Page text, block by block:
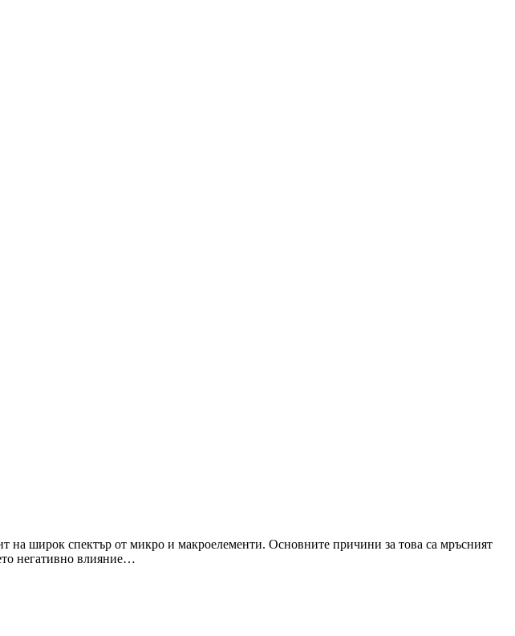
на широк спектър от микро и макроелементи. Основните причини за това са мръсният
негативно влияние…